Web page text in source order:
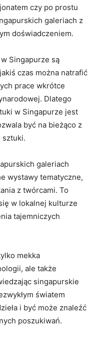
czy po prostu
galeriach z
doświadczeniem.
Singapurze są⁢
czas można natrafić
prace wkrótce
Dlatego
w Singapurze jest
być na‍ bieżąco z‍
sztuki.
galeriach
wystawy tematyczne,
z twórcami.​ To
w lokalnej kulturze
tajemniczych
mekka⁢
ale ⁤także
singapurskie
światem
i być‍ może ‌znaleźć
poszukiwań.